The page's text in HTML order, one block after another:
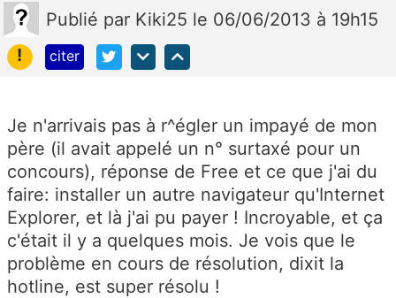
Publié par Kiki25 le 06/06/2013 à 19h15
!
citer
Je n'arrivais pas à r^égler un impayé de mon
père (il avait appelé un n° surtaxé pour un
concours), réponse de Free et ce que j'ai du
faire: installer un autre navigateur qu'Internet
Explorer, et là j'ai pu payer ! Incroyable, et ça
c'était il y a quelques mois. Je vois que le
problème en cours de résolution, dixit la
hotline, est super résolu !